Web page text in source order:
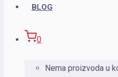
BLOG
0
Nema proizvoda u